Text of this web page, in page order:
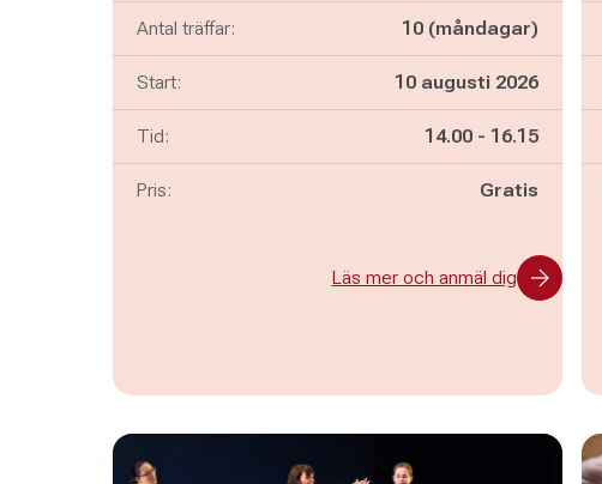
Antal träffar: 10 (måndagar)
Start: 10 augusti 2026
Tid: Pågår mellan
14.00 - och
16.15
Pris: Gratis
Läs mer och anmäl dig